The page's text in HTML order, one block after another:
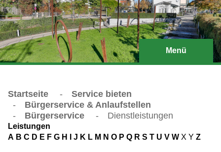
Menü
Startseite -
Service bieten
-
Bürgerservice & Anlaufstellen
-
Bürgerservice - Dienstleistungen
Leistungen
A B C D E F G H J K L M N O P Q R S T U V W X Y Z